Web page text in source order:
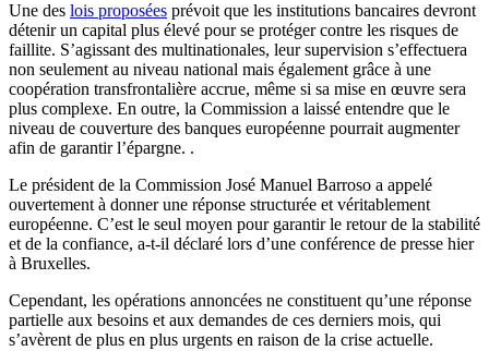
Une des lois proposées prévoit que les institutions bancaires devront
détenir un capital plus élevé pour se protéger contre les risques de
faillite. S’agissant des multinationales, leur supervision s’effectuera
non seulement au niveau national mais également grâce à une
coopération transfrontalière accrue, même si sa mise en œuvre sera
plus complexe. En outre, la Commission a laissé entendre que le
niveau de couverture des banques européenne pourrait augmenter
afin de garantir l’épargne. .
Le président de la Commission José Manuel Barroso a appelé
ouvertement à donner une réponse structurée et véritablement
européenne. C’est le seul moyen pour garantir le retour de la stabilité
et de la confiance, a-t-il déclaré lors d’une conférence de presse hier
à Bruxelles.
Cependant, les opérations annoncées ne constituent qu’une réponse
partielle aux besoins et aux demandes de ces derniers mois, qui
s’avèrent de plus en plus urgents en raison de la crise actuelle.